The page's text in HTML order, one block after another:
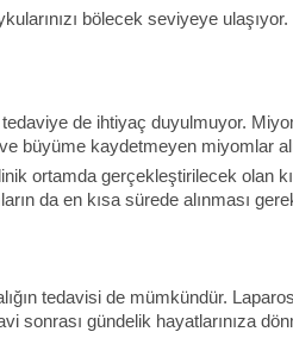
bölecek seviyeye
de ihtiyaç duyulmuyor.
büyüme kaydetmeyen miyomlar
ortamda gerçekleştirilecek
da en kısa sürede alınması
tedavisi de mümkündür.
sonrası gündelik hayatlarınıza